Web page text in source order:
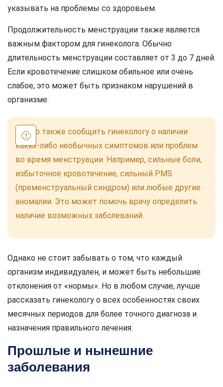
указывать на проблемы со здоровьем.
Продолжительность менструации также является
важным фактором для гинеколога. Обычно
длительность менструации составляет от 3 до 7 дней.
Если кровотечение слишком обильное или очень
слабое, это может быть признаком нарушений в
организме.
Важно также сообщить гинекологу о наличии
каких-либо необычных симптомов или проблем
во время менструации. Например, сильные боли,
избыточное кровотечение, сильный PMS
(пременструальный синдром) или любые другие
аномалии. Это может помочь врачу определить
наличие возможных заболеваний.
Однако не стоит забывать о том, что каждый
организм индивидуален, и может быть небольшие
отклонения от «нормы». Но в любом случае, лучше
рассказать гинекологу о всех особенностях своих
месячных периодов для более точного диагноза и
назначения правильного лечения.
Прошлые и нынешние
заболевания